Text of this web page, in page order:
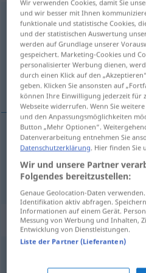
unflätig [ˈʊnflɛːtɪç] GEH
Übersicht aller
(Für mehr Details die
porco, obsceno, torpe
porco unflätig GEH
obsceno,torpe unflätig GEH
Synonyme für
Wir verwenden Cookies, damit Sie
und wir besser mit Ihnen
funktionale und statistische Cookies,
und der statistischen Auswertung
werden auf Grundlage unserer
gespeichert. Marketing-Cookies und
personalisierter Werbung dienen,
durch einen Klick auf den
geben. Klicken Sie ansonsten auf
können Ihre Einwilligung jederzeit für
Webseite widerrufen. Wenn Sie
und den Anpassungsmöglichkeiten
Button „Mehr Optionen“.
Datenverarbeitung entnehmen Sie
Datenschutzerklärung. Hier finden Sie
Wir und unsere Partner
Folgendes bereitzustellen:
Genaue Geolocation-Daten
Identifikation aktiv abfragen.
Informationen auf einem Gerät.
Messung von Werbung und Inhalten,
Entwicklung von Dienstleistungen.
Liste der Partner (Lieferanten)